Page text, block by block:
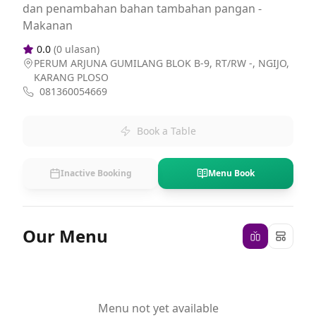
dan penambahan bahan tambahan pangan -
Makanan
0.0 (0 ulasan)
PERUM ARJUNA GUMILANG BLOK B-9, RT/RW -, NGIJO,
KARANG PLOSO
081360054669
Book a Table
Inactive Booking Menu Book
Our Menu
Menu not yet available